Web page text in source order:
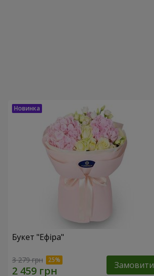
Букет "Ефіра"
3 279 грн Замовити